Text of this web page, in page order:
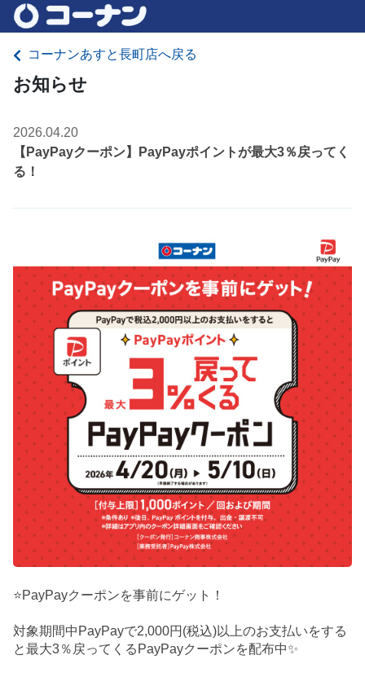
コーナンあすと長町店へ戻る
お知らせ
2026.04.20
【PayPayクーポン】PayPayポイントが最大3％戻ってく
る！
⭐PayPayクーポンを事前にゲット！
対象期間中PayPayで2,000円(税込)以上のお支払いをする
と最大3％戻ってくるPayPayクーポンを配布中✨